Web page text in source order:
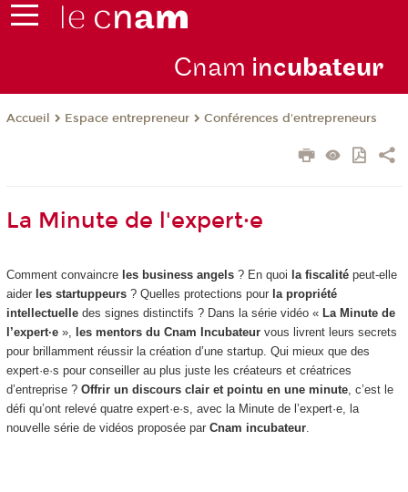
Cnam incubateur
Accueil Espace entrepreneur Conférences d'entrepreneurs
La Minute de l'expert·e
Comment convaincre les business angels? En quoi la fiscalitépeut-elle
aider les startuppeurs? Quelles protections pour la propriété
intellectuelledes signes distinctifs ? Dans la série vidéo « La Minute de
l’expert·e», les mentors du Cnam Incubateur vous livrent leurs secrets
pour brillamment réussir la création d’une startup. Qui mieux que des
expert·e·s pour conseiller au plus juste les créateurs et créatrices
d’entreprise ? Offrir un discours clair et pointu en une minute, c’est le
défi qu’ont relevé quatre expert·e·s, avec la Minute de l’expert·e, la
nouvelle série de vidéos proposée par Cnam incubateur.